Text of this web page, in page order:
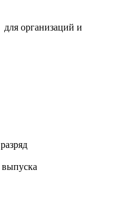
организаций и
выпуска